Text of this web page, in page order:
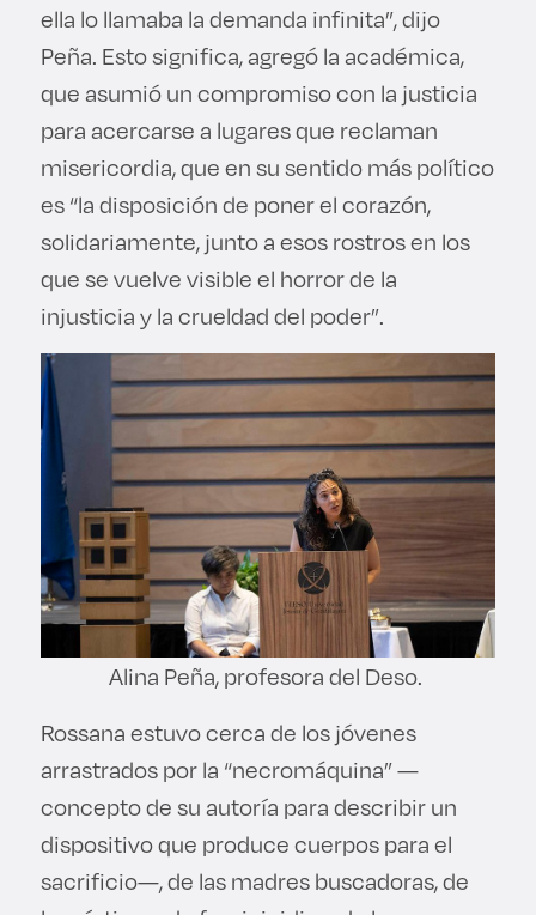
ella lo llamaba la demanda infinita”, dijo
Peña. Esto significa, agregó la académica,
que asumió un compromiso con la justicia
para acercarse a lugares que reclaman
misericordia, que en su sentido más político
es “la disposición de poner el corazón,
solidariamente, junto a esos rostros en los
que se vuelve visible el horror de la
injusticia y la crueldad del poder”.
Alina Peña, profesora del Deso.
Rossana estuvo cerca de los jóvenes
arrastrados por la “necromáquina” —
concepto de su autoría para describir un
dispositivo que produce cuerpos para el
sacrificio—, de las madres buscadoras, de